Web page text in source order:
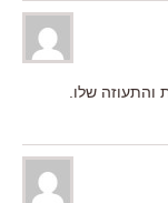
והתעוזה שלו.